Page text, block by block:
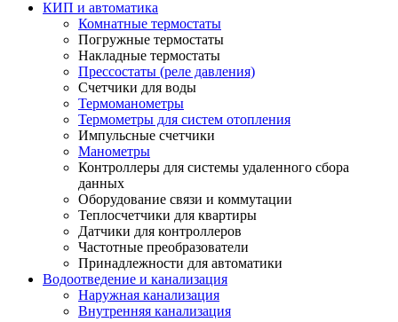
КИП и автоматика
Комнатные термостаты
Погружные термостаты
Накладные термостаты
Прессостаты (реле давления)
Счетчики для воды
Термоманометры
Термометры для систем отопления
Импульсные счетчики
Манометры
Контроллеры для системы удаленного сбора
данных
Оборудование связи и коммутации
Теплосчетчики для квартиры
Датчики для контроллеров
Частотные преобразователи
Принадлежности для автоматики
Водоотведение и канализация
Наружная канализация
Внутренняя канализация